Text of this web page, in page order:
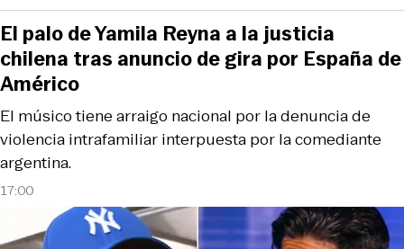
17:00
El músico tiene arraigo nacional por la denuncia de
violencia intrafamiliar interpuesta por la comediante
argentina.
El palo de Yamila Reyna a la justicia
chilena tras anuncio de gira por España de
Américo